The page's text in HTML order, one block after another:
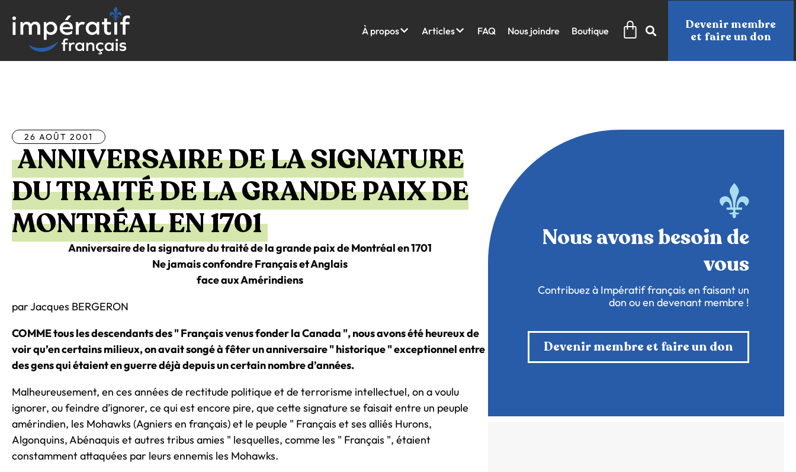
contenu
À propos Articles FAQ Nous joindre Boutique Panier
Devenir membre
et faire un don
26 AOÛT 2001
ANNIVERSAIRE DE LA SIGNATURE
DU TRAITÉ DE LA GRANDE PAIX DE
MONTRÉAL EN 1701
Anniversaire de la signature du traité de la grande paix de Montréal en 1701
Ne jamais confondre Français et Anglais
face aux Amérindiens
par Jacques BERGERON
COMME tous les descendants des " Français venus fonder la Canada ", nous avons été heureux de
voir qu’en certains milieux, on avait songé à fêter un anniversaire " historique " exceptionnel entre
des gens qui étaient en guerre déjà depuis un certain nombre d’années.
Malheureusement, en ces années de rectitude politique et de terrorisme intellectuel, on a voulu
ignorer, ou feindre d’ignorer, ce qui est encore pire, que cette signature se faisait entre un peuple
amérindien, les Mohawks (Agniers en français) et le peuple " Français et ses alliés Hurons,
Algonquins, Abénaquis et autres tribus amies " lesquelles, comme les " Français ", étaient
constamment attaquées par leurs ennemis les Mohawks.
Nous avons besoin de
vous
Contribuez à Impératif français en faisant un
don ou en devenant membre !
Devenir membre et faire un don